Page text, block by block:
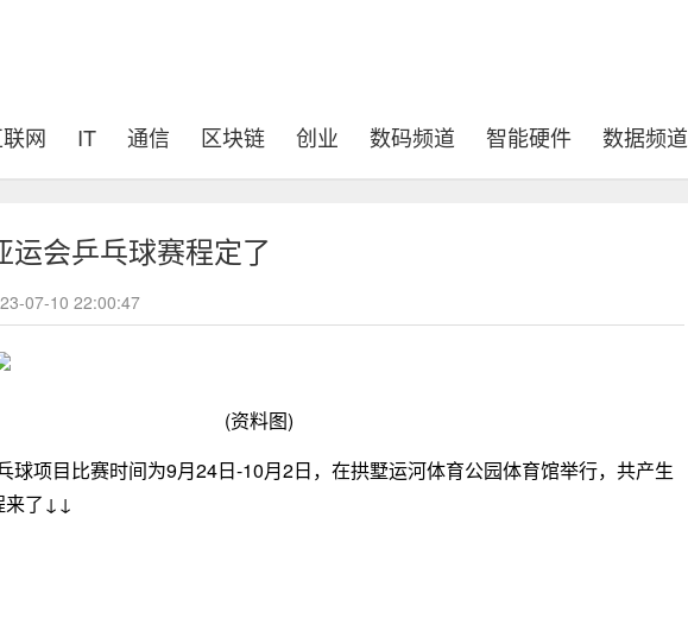
网 IT 通信 区块链 创业 数码频道 智能硬件 数据频道
运会乒乓球赛程定了
07-10 22:00:47
(资料图)
球项目比赛时间为9月24日-10月2日，在拱墅运河体育公园体育馆举行，共产生
来了↓↓